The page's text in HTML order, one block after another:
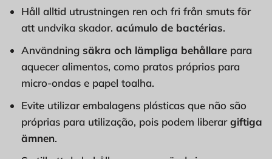
Håll alltid utrustningen ren och fri från smuts för
att undvika skador. acúmulo de bactérias.
Användning säkra och lämpliga behållare para
aquecer alimentos, como pratos próprios para
micro-ondas e papel toalha.
Evite utilizar embalagens plásticas que não são
próprias para utilização, pois podem liberargiftiga
ämnen.